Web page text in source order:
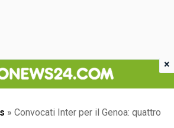
» Convocati Inter per il Genoa: quattro
×